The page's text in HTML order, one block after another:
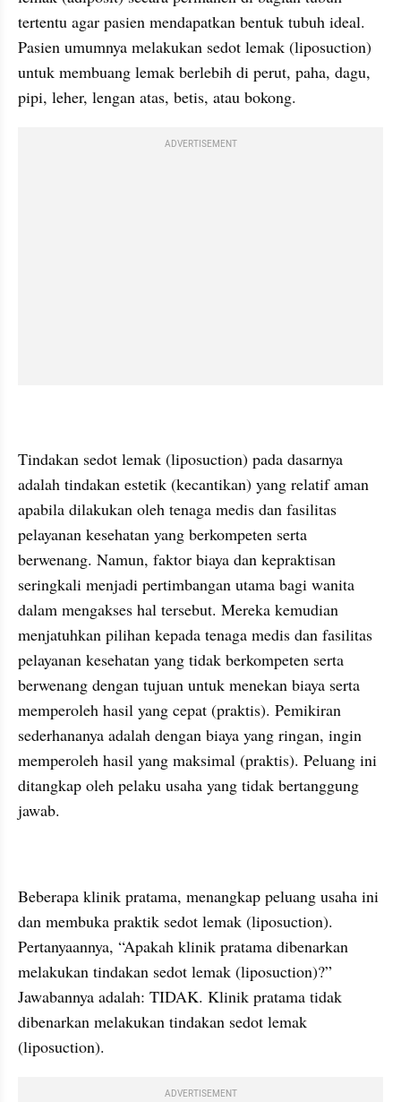
tertentu agar pasien mendapatkan bentuk tubuh ideal.
Pasien umumnya melakukan sedot lemak (liposuction)
untuk membuang lemak berlebih di perut, paha, dagu,
pipi, leher, lengan atas, betis, atau bokong.
ADVERTISEMENT
Tindakan sedot lemak (liposuction) pada dasarnya
adalah tindakan estetik (kecantikan) yang relatif aman
apabila dilakukan oleh tenaga medis dan fasilitas
pelayanan kesehatan yang berkompeten serta
berwenang. Namun, faktor biaya dan kepraktisan
seringkali menjadi pertimbangan utama bagi wanita
dalam mengakses hal tersebut. Mereka kemudian
menjatuhkan pilihan kepada tenaga medis dan fasilitas
pelayanan kesehatan yang tidak berkompeten serta
berwenang dengan tujuan untuk menekan biaya serta
memperoleh hasil yang cepat (praktis). Pemikiran
sederhananya adalah dengan biaya yang ringan, ingin
memperoleh hasil yang maksimal (praktis). Peluang ini
ditangkap oleh pelaku usaha yang tidak bertanggung
jawab.
Beberapa klinik pratama, menangkap peluang usaha ini
dan membuka praktik sedot lemak (liposuction).
Pertanyaannya, “Apakah klinik pratama dibenarkan
melakukan tindakan sedot lemak (liposuction)?”
Jawabannya adalah: TIDAK. Klinik pratama tidak
dibenarkan melakukan tindakan sedot lemak
(liposuction).
ADVERTISEMENT